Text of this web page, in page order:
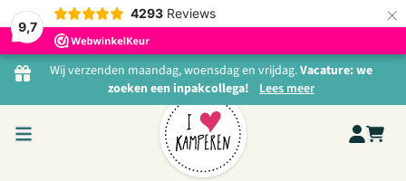
9,7
4293 Reviews ×
Ga naar de inhoud
Wij verzenden maandag, woensdag en vrijdag.Vacature: we
zoeken een inpakcollega! Lees meer